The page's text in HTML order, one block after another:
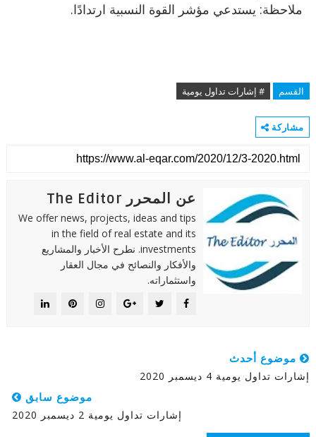
ملاحظة: يستدعي مؤشر القوة النسبية ارتدادًا.
القسم # إشارات تداول يومية
مشاركة
عن المحرر The Editor
We offer news, projects, ideas and tips
in the field of real estate and its
investments. نطرح الأخبار والمشاريع
والأفكار والنصائح في مجال العقار
واستثماراته.
موضوع أحدث
إشارات تداول يومية 4 ديسمبر 2020
موضوع سابق
إشارات تداول يومية 2 ديسمبر 2020